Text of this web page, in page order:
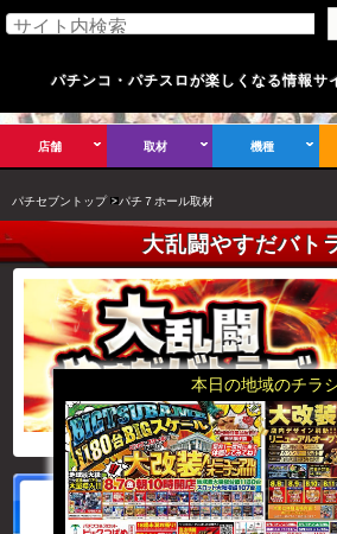
本日の地域のチラ
パチンコ・パチスロが楽しくなる情報サ
店舗 取材 機種
パチセブントップ パチ７ホール取材
大乱闘やすだバト
告知記事